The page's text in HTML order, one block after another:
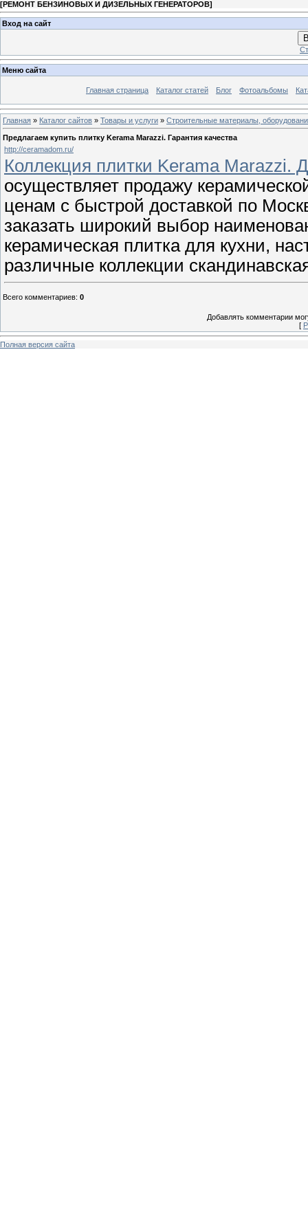
[РЕМОНТ БЕНЗИНОВЫХ И ДИЗЕЛЬНЫХ ГЕНЕРАТОРОВ]
Вход на сайт
Меню сайта
Главная страница Каталог статей Блог Фотоальбомы
Главная » Каталог сайтов » Товары и услуги » Строительные материалы,
Предлагаем купить плитку Kerama Marazzi. Гарантия качества
http://ceramadom.ru/
Коллекция плитки Kerama Marazzi.
осуществляет продажу
ценам с быстрой доставкой по
заказать широкий выбор
керамическая плитка для кухни,
различные коллекции
Всего комментариев: 0
Добавлять комментарии
[
Полная версия сайта